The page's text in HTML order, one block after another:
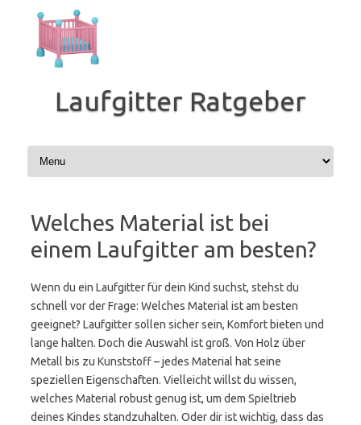
Inhalt
springen
Laufgitter Ratgeber
Welches Material ist bei
einem Laufgitter am besten?
Wenn du ein Laufgitter für dein Kind suchst, stehst du
schnell vor der Frage: Welches Material ist am besten
geeignet? Laufgitter sollen sicher sein, Komfort bieten und
lange halten. Doch die Auswahl ist groß. Von Holz über
Metall bis zu Kunststoff – jedes Material hat seine
speziellen Eigenschaften. Vielleicht willst du wissen,
welches Material robust genug ist, um dem Spieltrieb
deines Kindes standzuhalten. Oder dir ist wichtig, dass das